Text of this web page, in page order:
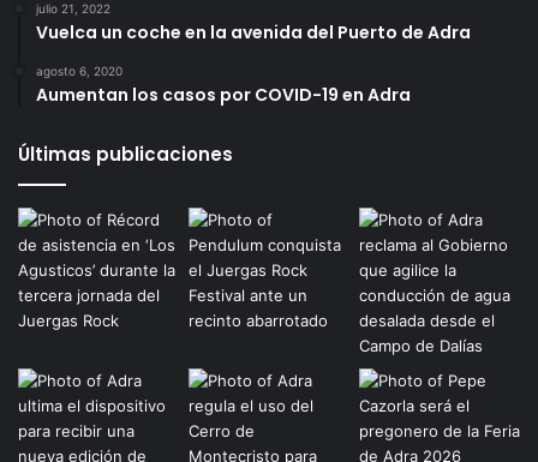
julio 21, 2022
Vuelca un coche en la avenida del Puerto de Adra
agosto 6, 2020
Aumentan los casos por COVID-19 en Adra
Últimas publicaciones